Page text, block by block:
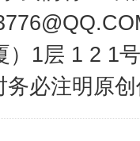
）1层 1 2 1
务必注明原